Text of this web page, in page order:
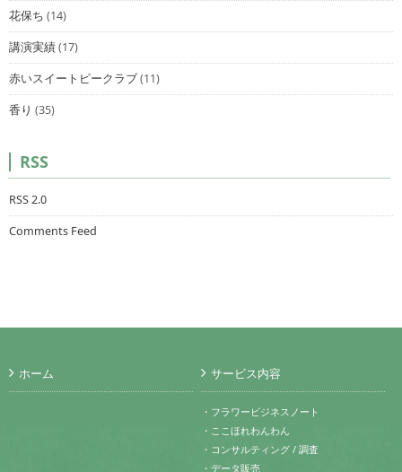
花保ち (14)
講演実績(17)
赤いスイートピークラブ(11)
香り (35)
RSS
RSS 2.0
Comments Feed
ホーム サービス内容
・フラワービジネスノート
・ここほれわんわん
・コンサルティング / 調査
・データ販売